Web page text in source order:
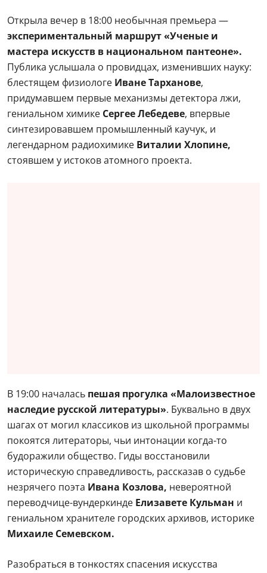
Открыла вечер в 18:00 необычная премьера —
экспериментальный маршрут «Ученые и
мастера искусств в национальном пантеоне».
Публика услышала о провидцах, изменивших науку:
блестящем физиологе Иване Тарханове,
придумавшем первые механизмы детектора лжи,
гениальном химике Сергее Лебедеве, впервые
синтезировавшем промышленный каучук, и
легендарном радиохимике Виталии Хлопине,
стоявшем у истоков атомного проекта.
В 19:00 началась пешая прогулка «Малоизвестное
наследие русской литературы». Буквально в двух
шагах от могил классиков из школьной программы
покоятся литераторы, чьи интонации когда-то
будоражили общество. Гиды восстановили
историческую справедливость, рассказав о судьбе
незрячего поэта Ивана Козлова, невероятной
переводчице-вундеркинде Елизавете Кульман и
гениальном хранителе городских архивов, историке
Михаиле Семевском.
Разобраться в тонкостях спасения искусства